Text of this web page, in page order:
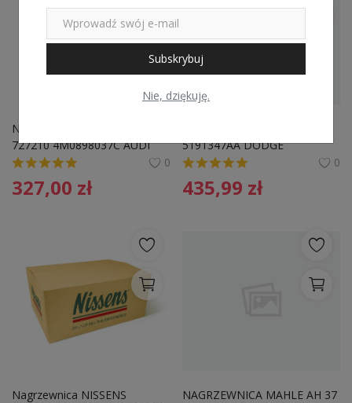
Subskrybuj
Nie, dziękuję.
Nagrzewnica NISSENS
727210 4M0898037C AUDI
0
327,00 zł
5191347AA DODGE
0
435,99 zł
Nagrzewnica NISSENS
NAGRZEWNICA MAHLE AH 37